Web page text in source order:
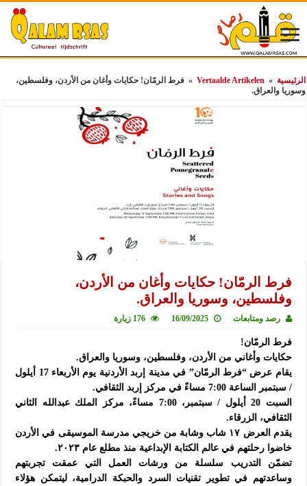
الرئيسية »
Vertaalde Artikelen
» فرط الرمّان! حكايات وأغان من الأردن، وفلسطين،
وسوريا والعراق.
فرط الرمّان! حكايات وأغان من الأردن،
وفلسطين، وسوريا والعراق.
رصد ومتابعات 16/09/2025 176 زيارة
فرط الرمّان!
حكايات وأغاني من الأردن، وفلسطين، وسوريا والعراق.
يقام عرض “فرط الرمّان” في مدينة إربد الأردنية يوم الأربعاء 17 أيلول
/ سبتمبر الساعة 7:00 مساءً في مركز إربد الثقافي.
السبت 20 أيلول / سبتمبر، 7:00 مساءً، مركز الملك عبدالله الثاني
الثقافي، الزرقاء.
يقدم العرض ١٧ شاب وشابة من خريجي مدرسة الموسيقى في الأردن
خاضوا رحلتهم في عالم الكتابة الإبداعية منذ مطلع عام ٢٠٢٣.
تضمّن التدريب سلسلة من ورشات العمل التي عمقت تجربتهم
وساعدتهم في تطوير تقنيات السرد والحبكة الدرامية، ليتمكن هؤلاء